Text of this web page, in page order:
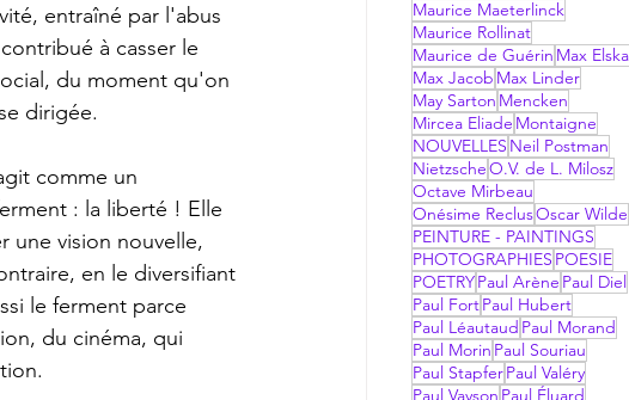
à casser le
du moment qu'on
dirigée.
: la liberté ! Elle
une vision nouvelle,
en le diversifiant
le ferment parce
du cinéma, qui
Maurice Maeterlinck
Maurice Rollinat
Maurice de Guérin Max
Max Jacob Max Linder
May Sarton Mencken
Mircea Eliade Montaigne
NOUVELLES Neil Postman
NietzscheO.V. de L. Milosz
Octave Mirbeau
Onésime ReclusOscar Wilde
PEINTURE - PAINTINGS
PHOTOGRAPHIES POESIE
POETRYPaul Arène Paul Diel
Paul FortPaul Hubert
Paul Léautaud Paul Morand
Paul Morin Paul Souriau
Paul StapferPaul Valéry